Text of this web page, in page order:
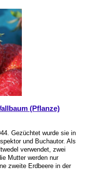
(Pflanze)
Gezüchtet wurde sie in
und Buchautor. Als
verwendet, zwei
Mutter werden nur
zweite Erdbeere in der